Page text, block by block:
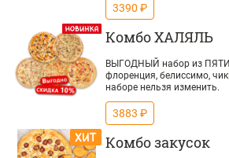
3390 ₽
Комбо ХАЛЯЛЬ
ВЫГОДНЫЙ набор из ПЯТИ
флоренция, белиссимо,
наборе нельзя изменить.
3883 ₽
Комбо закусок